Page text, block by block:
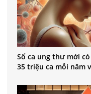
Số ca ung thư mới
35 triệu ca mỗi năm